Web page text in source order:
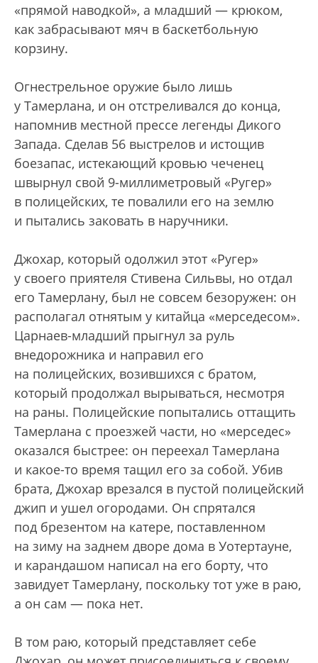
«прямой наводкой», а младший — крюком,
как забрасывают мяч в баскетбольную
корзину.
Огнестрельное оружие было лишь
у Тамерлана, и он отстреливался до конца,
напомнив местной прессе легенды Дикого
Запада. Сделав 56 выстрелов и истощив
боезапас, истекающий кровью чеченец
швырнул свой 9-миллиметровый «Ругер»
в полицейских, те повалили его на землю
и пытались заковать в наручники.
Джохар, который одолжил этот «Ругер»
у своего приятеля Стивена Сильвы, но отдал
его Тамерлану, был не совсем безоружен: он
располагал отнятым у китайца «мерседесом».
Царнаев-младший прыгнул за руль
внедорожника и направил его
на полицейских, возившихся с братом,
который продолжал вырываться, несмотря
на раны. Полицейские попытались оттащить
Тамерлана с проезжей части, но «мерседес»
оказался быстрее: он переехал Тамерлана
и какое-то время тащил его за собой. Убив
брата, Джохар врезался в пустой полицейский
джип и ушел огородами. Он спрятался
под брезентом на катере, поставленном
на зиму на заднем дворе дома в Уотертауне,
и карандашом написал на его борту, что
завидует Тамерлану, поскольку тот уже в раю,
а он сам — пока нет.
В том раю, который представляет себе